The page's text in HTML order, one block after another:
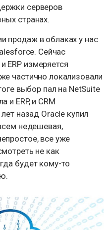
серверов
странах.
продаж в облаках у нас
Сейчас
ERP измеряется
частично локализовали
выбор пал на NetSuite
и ERP, и CRM
назад Oracle купил
недешевая,
все уже
не как
будет кому-то